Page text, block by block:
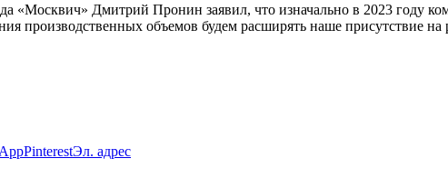
«Москвич» Дмитрий Пронин заявил, что изначально в 2023 году
производственных объемов будем расширять наше присутствие на
PinterestЭл. адрес